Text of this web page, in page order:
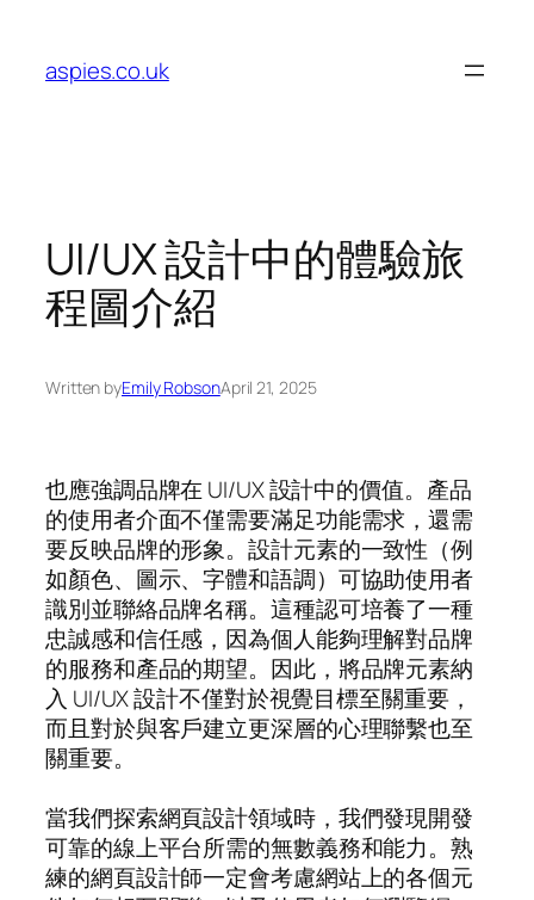
content
aspies.co.uk
UI/UX 設計中的體驗旅
程圖介紹
Written byEmily RobsonApril 21, 2025
也應強調品牌在 UI/UX 設計中的價值。產品
的使用者介面不僅需要滿足功能需求，還需
要反映品牌的形象。設計元素的一致性（例
如顏色、圖示、字體和語調）可協助使用者
識別並聯絡品牌名稱。這種認可培養了一種
忠誠感和信任感，因為個人能夠理解對品牌
的服務和產品的期望。因此，將品牌元素納
入 UI/UX 設計不僅對於視覺目標至關重要，
而且對於與客戶建立更深層的心理聯繫也至
關重要。
當我們探索網頁設計領域時，我們發現開發
可靠的線上平台所需的無數義務和能力。熟
練的網頁設計師一定會考慮網站上的各個元